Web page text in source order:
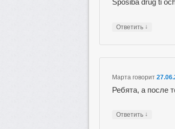
Sposiba drug ti
Ответить ↓
Марта говорит
Ребята, а после
Ответить ↓